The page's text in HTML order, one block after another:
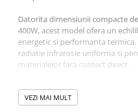
Datorita dimensiunii compacte
400W, acest model ofera un
energetic si performanta
radiatie infrarosie uniforma si
materialelor fara contact direct.
Varianta verde este utilizata
cuptoare industriale,
VEZI MAI MULT